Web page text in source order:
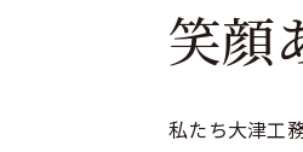
笑顔
私たち大津工